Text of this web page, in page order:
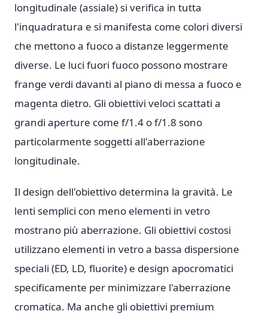
longitudinale (assiale) si verifica in tutta
l'inquadratura e si manifesta come colori diversi
che mettono a fuoco a distanze leggermente
diverse. Le luci fuori fuoco possono mostrare
frange verdi davanti al piano di messa a fuoco e
magenta dietro. Gli obiettivi veloci scattati a
grandi aperture come f/1.4 o f/1.8 sono
particolarmente soggetti all'aberrazione
longitudinale.
Il design dell'obiettivo determina la gravità. Le
lenti semplici con meno elementi in vetro
mostrano più aberrazione. Gli obiettivi costosi
utilizzano elementi in vetro a bassa dispersione
speciali (ED, LD, fluorite) e design apocromatici
specificamente per minimizzare l'aberrazione
cromatica. Ma anche gli obiettivi premium